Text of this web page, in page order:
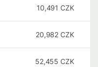
10,491 CZK
20,982 CZK
52,455 CZK